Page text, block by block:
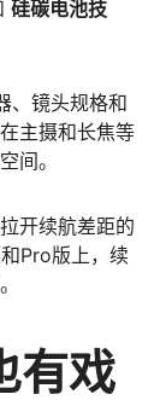
硅碳电池技
、镜头规格和
主摄和长焦等
间。
开续航差距的
Pro版上，续
有戏